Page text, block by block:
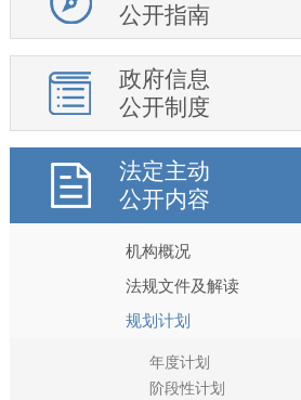
公开指南
政府信息
公开制度
法定主动
公开内容
机构概况
法规文件及解读
规划计划
年度计划
阶段性计划